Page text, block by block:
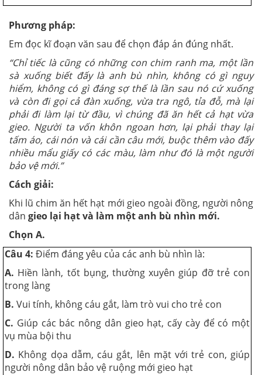
Phương pháp:
Em đọc kĩ đoạn văn sau để chọn đáp án đúng nhất.
“Chỉ tiếc là cũng có những con chim ranh ma, một lần
sà xuống biết đấy là anh bù nhìn, không có gì nguy
hiểm, không có gì đáng sợ thế là lần sau nó cứ xuống
và còn đi gọi cả đàn xuống, vừa tra ngô, tỉa đỗ, mà lại
phải đi làm lại từ đầu, vì chúng đã ăn hết cả hạt vừa
gieo. Người ta vốn khôn ngoan hơn, lại phải thay lại
tấm áo, cái nón và cái cần câu mới, buộc thêm vào đấy
nhiều mẩu giấy có các màu, làm như đó là một người
bảo vệ mới.”
Cách giải:
Khi lũ chim ăn hết hạt mới gieo ngoài đồng, người nông
dân gieo lại hạt và làm một anh bù nhìn mới.
Chọn A.
Câu 4: Điểm đáng yêu của các anh bù nhìn là:
A. Hiền lành, tốt bụng, thường xuyên giúp đỡ trẻ con
trong làng
B. Vui tính, không cáu gắt, làm trò vui cho trẻ con
C. Giúp các bác nông dân gieo hạt, cấy cày để có một
vụ mùa bội thu
D. Không dọa dẫm, cáu gắt, lên mặt với trẻ con, giúp
người nông dân bảo vệ ruộng mới gieo hạt